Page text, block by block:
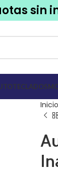
sin
TECLADOS
Inicio